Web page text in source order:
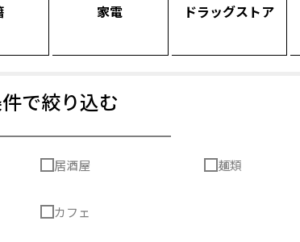
家電 ドラッグストア
で絞り込む
居酒屋 麺類
カフェ